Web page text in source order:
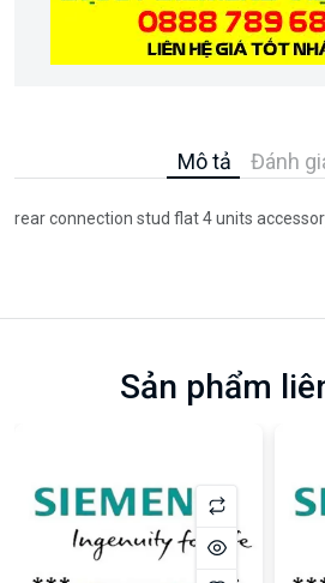
Mô tả Đánh
rear connection stud flat 4 units
Sản phẩm